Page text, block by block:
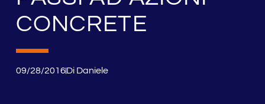
CONCRETE
09/28/2016DiDaniele